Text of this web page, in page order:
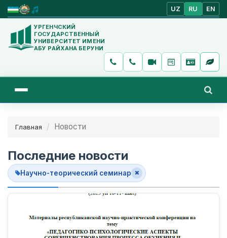
UZ RU EN
УРГЕНЧСКИЙ
ГОСУДАРСТВЕННЫЙ
УНИВЕРСИТЕТ ИМЕНИ
АБУ РАЙХАНА БЕРУНИ
Главная Новости
Последние новости
Научно-теорический семинар